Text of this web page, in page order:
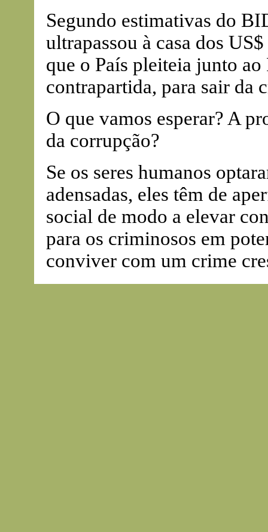
Segundo estimativas do
ultrapassou à casa dos
que o País pleiteia junto
contrapartida, para sair da
O que vamos esperar? A
da corrupção?
Se os seres humanos
adensadas, eles têm de
social de modo a elevar
para os criminosos em
conviver com um crime